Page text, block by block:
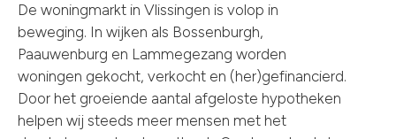
De woningmarkt in Vlissingen is volop in
beweging. In wijken als Bossenburgh,
Paauwenburg en Lammegezang worden
woningen gekocht, verkocht en (her)gefinancierd.
Door het groeiende aantal afgeloste hypotheken
helpen wij steeds meer mensen met het